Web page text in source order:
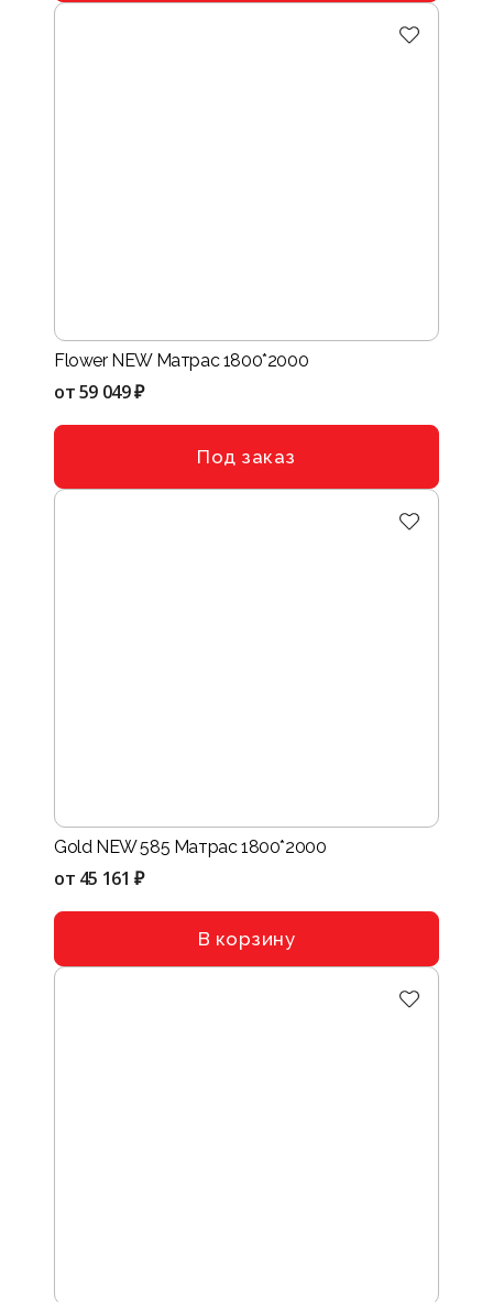
Flower NEW Матрас 1800*2000
от59 049 ₽
Под заказ
Gold NEW 585 Матрас 1800*2000
от 45 161 ₽
В корзину